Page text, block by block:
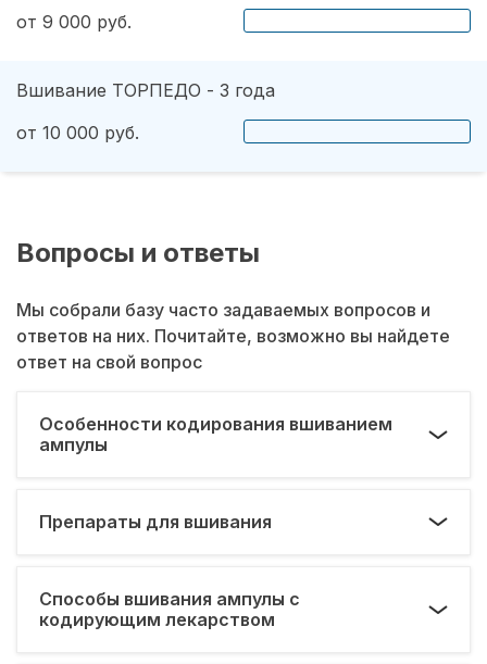
от 9 000 руб.
Вшивание ТОРПЕДО - 3 года
от 10 000 руб.
Вопросы и ответы
Мы собрали базу часто задаваемых вопросов и
ответов на них. Почитайте, возможно вы найдете
ответ на свой вопрос
Особенности кодирования вшиванием
ампулы
Препараты для вшивания
Способы вшивания ампулы с
кодирующим лекарством